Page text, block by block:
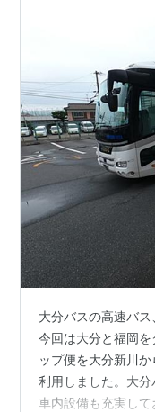
大分バスの高速バス
今回は大分と福岡
ップ便を大分新川
利用しました。大
車内設備も充実し